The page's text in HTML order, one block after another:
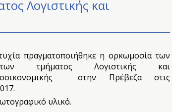
Λογιστικής και
πραγματοποιήθηκε η ορκωμοσία των
τμήματος Λογιστικής και
στην Πρέβεζα στις
υλικό.